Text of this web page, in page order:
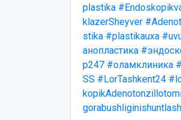
plastika
klazerSheyver
stika #plastikauxa
анопластика
р247 #оламклиника
SS #LorTashkent24
gorabushliginishuntlash